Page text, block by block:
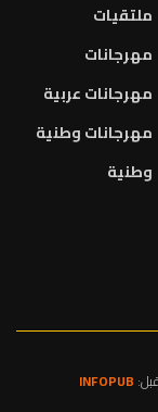
ملتقيات
مهرجانات
مهرجانات عربية
مهرجانات وطنية
وطنية
INFOPUB